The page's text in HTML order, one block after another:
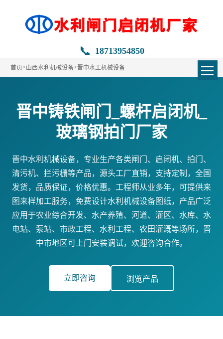
📞 18713954850
首页>山西水利机械设备>晋中水工机械设备
晋中铸铁闸门_螺杆启闭机_
玻璃钢拍门厂家
晋中水利机械设备，专业生产各类闸门、启闭机、拍门、
清污机、拦污栅等产品，源头工厂直销，支持定制，全国
发货，品质保证，价格优惠。工程师从业多年，可提供来
图来样加工服务，免费设计水利机械设备图纸，产品广泛
应用于农业综合开发、水产养殖、河道、灌区、水库、水
电站、泵站、市政工程、水利工程、农田灌溉等场所，晋
中市地区可上门安装调试，欢迎咨询合作。
立即咨询 浏览产品